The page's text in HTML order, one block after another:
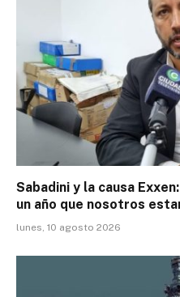
Sabadini y la causa
un año que nosotros
lunes, 10 agosto 2026